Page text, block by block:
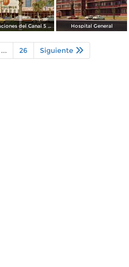
Instalaciones del Canal 5 XEJ TV Hospital General
... 26 Siguiente